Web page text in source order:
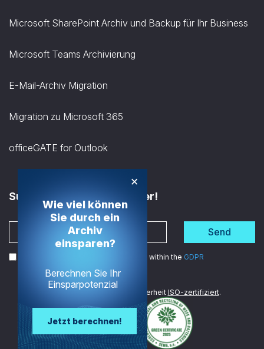
Microsoft SharePoint Archiv und Backup für Ihr Business
Microsoft Teams Archivierung
E-Mail-Archiv Migration
Migration zu Microsoft 365
officeGATE for Outlook
Subscribe to the Newsletter!
Send
I agree to the processing of my data within the GDPR
Wir sind im Bereich Datensicherheit ISO-zertifiziert.
×
Wie viel können
Sie durch ein
Archiv
einsparen?
Berechnen Sie Ihr
Einsparpotenzial
Jetzt berechnen!